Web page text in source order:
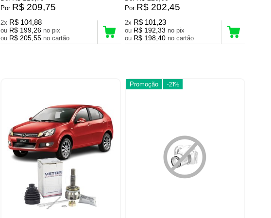
Por:R$ 209,75
2x R$ 104,88
ou R$ 199,26
no pix
ou R$ 205,55 no cartão
Por:R$ 202,45
2x R$ 101,23
ou R$ 192,33
no pix
ou R$ 198,40 no cartão
Promoção -21%